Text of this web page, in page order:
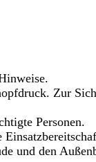
Zur
Personen.
und den